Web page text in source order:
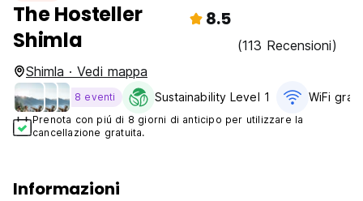
The Hosteller
Shimla
8.5
(113 Recensioni)
Shimla · Vedi mappa
8 eventi Sustainability Level 1 WiFi
Prenota con piú di 8 giorni di anticipo per utilizzare la
cancellazione gratuita.
Informazioni